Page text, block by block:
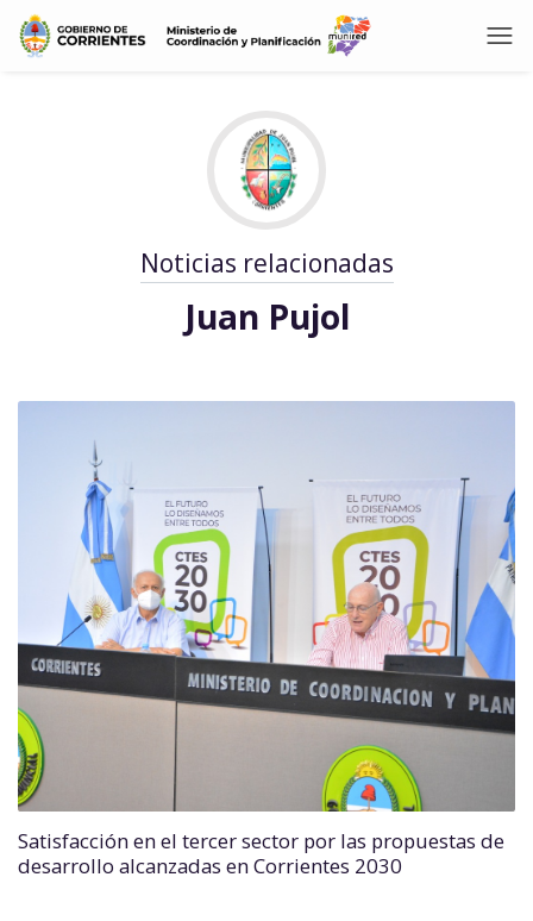
Noticias relacionadas
Juan Pujol
Satisfacción en el tercer sector por las propuestas de
desarrollo alcanzadas en Corrientes 2030